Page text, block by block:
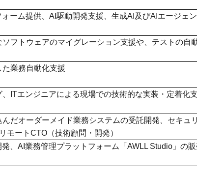
ーム提供、AI駆動開発支援、生成AI及びAIエージェ
フトウェアのマイグレーション支援や、テストの自
業務自動化支援
ITエンジニアによる現場での技術的な実装・定着化
だオーダーメイド業務システムの受託開発、セキュ
モートCTO（技術顧問・開発）
、AI業務管理プラットフォーム「AWLL Studio」の